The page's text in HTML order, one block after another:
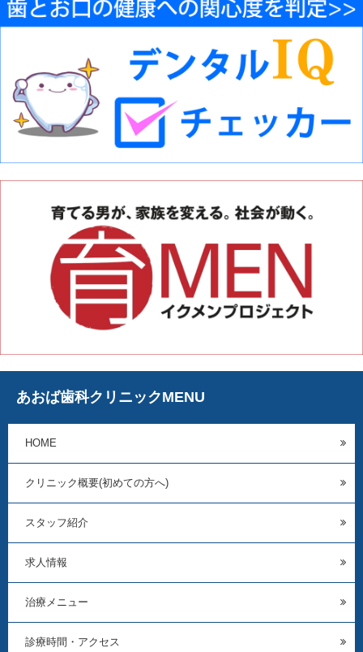
あおば歯科クリニックMENU
HOME
クリニック概要(初めての方へ)
スタッフ紹介
求人情報
治療メニュー
診療時間・アクセス